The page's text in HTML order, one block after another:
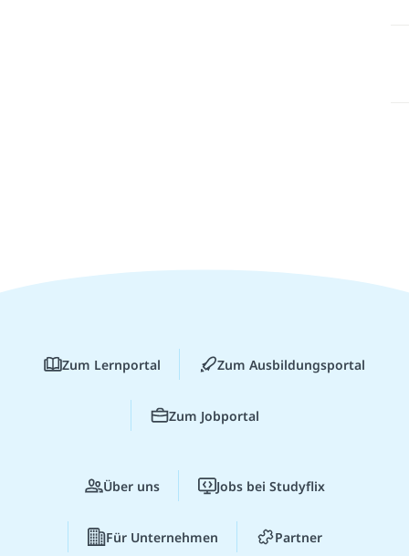
Zum Lernportal Zum Ausbildungsportal
Zum Jobportal
Über uns Jobs bei Studyflix
Für Unternehmen Partner